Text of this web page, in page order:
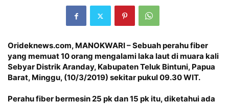
Orideknews.com, MANOKWARI – Sebuah perahu fiber
yang memuat 10 orang mengalami laka laut di muara kali
Sebyar Distrik Aranday, Kabupaten Teluk Bintuni, Papua
Barat, Minggu, (10/3/2019) sekitar pukul 09.30 WIT.
Perahu fiber bermesin 25 pk dan 15 pk itu, diketahui ada